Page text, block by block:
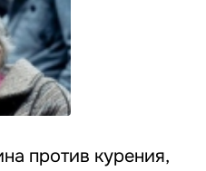
против курения,